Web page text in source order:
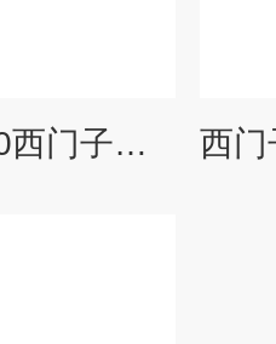
7ML1118-0BA30西门子污泥界面仪DPS300升级款物位计